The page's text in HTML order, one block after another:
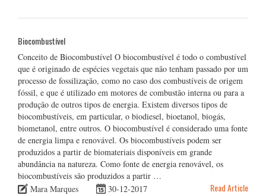
Biocombustível
Conceito de Biocombustível O biocombustível é todo o combustível
que é originado de espécies vegetais que não tenham passado por um
processo de fossilização, como no caso dos combustíveis de origem
fóssil, e que é utilizado em motores de combustão interna ou para a
produção de outros tipos de energia. Existem diversos tipos de
biocombustíveis, em particular, o biodiesel, bioetanol, biogás,
biometanol, entre outros. O biocombustível é considerado uma fonte
de energia limpa e renovável. Os biocombustíveis podem ser
produzidos a partir de biomateriais disponíveis em grande
abundância na natureza. Como fonte de energia renovável, os
biocombustíveis são produzidos a partir …
Mara Marques
30-12-2017 Read Article